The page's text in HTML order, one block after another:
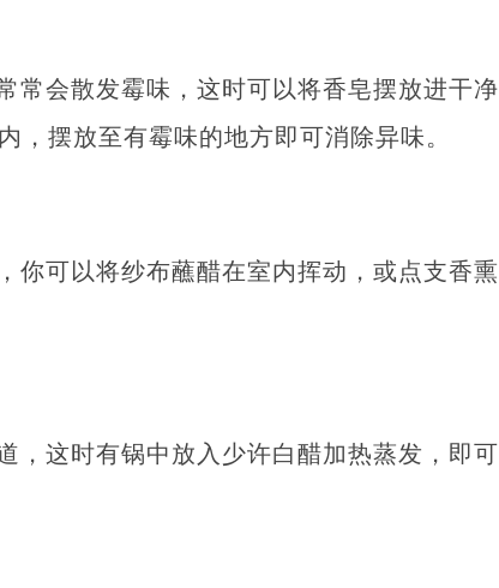
常会散发霉味，这时可以将香皂摆放进干净
摆放至有霉味的地方即可消除异味。
你可以将纱布蘸醋在室内挥动，或点支香熏
，这时有锅中放入少许白醋加热蒸发，即可